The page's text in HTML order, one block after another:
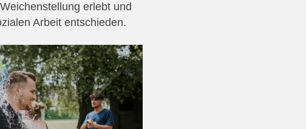
erlebt und
Arbeit entschieden.